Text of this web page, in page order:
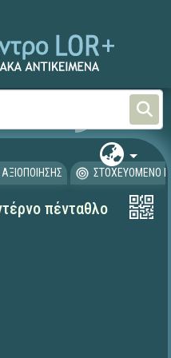
ΑΞΙΟΠΟΙΗΣΗΣ ΣΤΟΧΕΥΟΜΕΝΟ
πένταθλο